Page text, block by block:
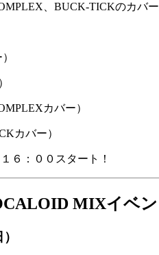
、BUCK-TICKのカバ
カバー）
カバー）
６：００スタート！
MIXイベ